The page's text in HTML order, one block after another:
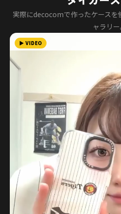
実際にdecocomで作ったケースを
ャラリー
▶ VIDEO